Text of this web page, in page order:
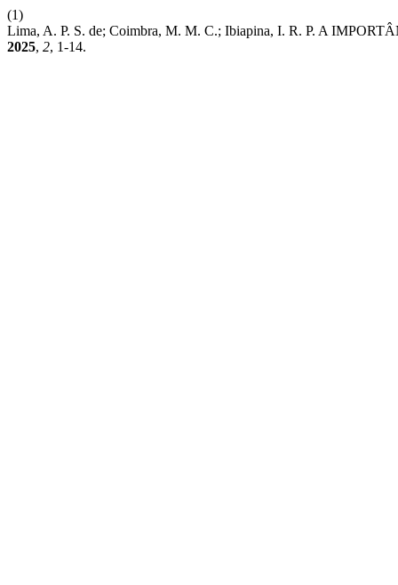
(1)
Lima, A. P. S. de; Coimbra, M. M. C.; Ibiapina, I. R. P. A
2025, 2, 1-14.